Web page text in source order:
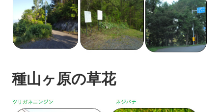
種山ヶ原の草花